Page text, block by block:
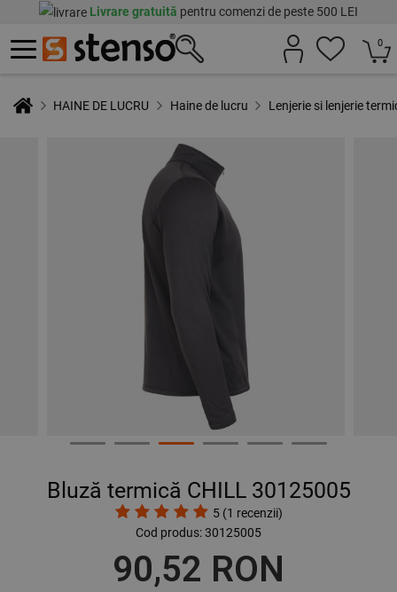
Livrare gratuită pentru comenzi de peste 500 LEI
0
HAINE DE LUCRU Haine de lucru Lenjerie si lenjerie
Bluză termică CHILL 30125005
5 (1 recenzii)
Cod produs:30125005
90,52 RON